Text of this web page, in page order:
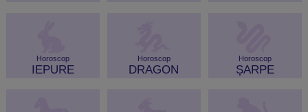
Horoscop
IEPURE
Horoscop
DRAGON
Horoscop
ȘARPE